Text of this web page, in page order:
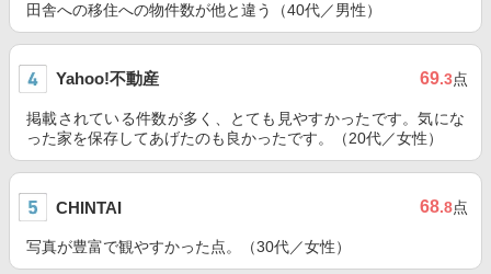
田舎への移住への物件数が他と違う（40代／男性）
Yahoo!不動産 69.3点
掲載されている件数が多く、とても見やすかったです。気にな
った家を保存してあげたのも良かったです。（20代／女性）
CHINTAI 68.8点
写真が豊富で観やすかった点。（30代／女性）